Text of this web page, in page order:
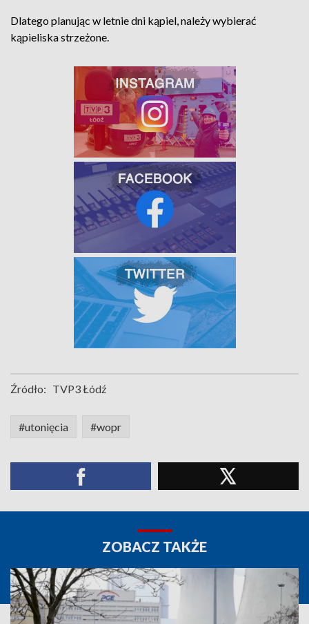
Dlatego planując w letnie dni kąpiel, należy wybierać
kąpieliska strzeżone.
Źródło: TVP3 Łódź
#utonięcia #wopr
ZOBACZ TAKŻE